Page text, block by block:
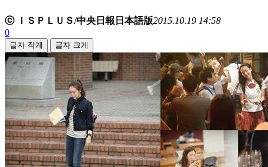
ⓒ ＩＳＰＬＵＳ/中央日報日本語版2015.10.19 14:58
0
글자 작게 글자 크게